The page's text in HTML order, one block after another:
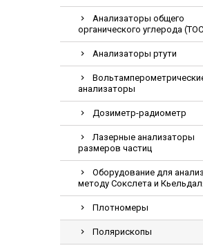
Анализаторы общего
органического углерода
Анализаторы ртути
анализаторы
Дозиметр-радиометр
Лазерные анализаторы
размеров частиц
Оборудование для
методу Сокслета и
Плотномеры
Полярископы